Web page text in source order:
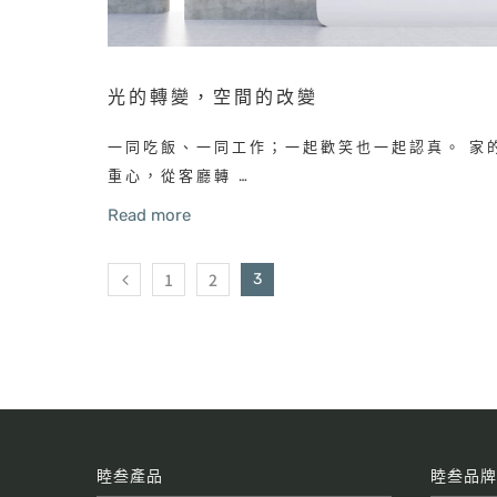
光的轉變，空間的改變
一同吃飯、一同工作；一起歡笑也一起認真。 家
重心，從客廳轉 …
Read more
1 2 3
睦叁產品 睦叁品牌